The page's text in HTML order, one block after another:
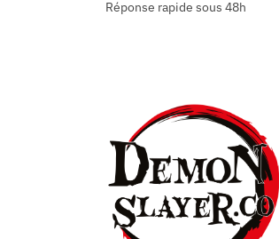
Réponse rapide sous 48h